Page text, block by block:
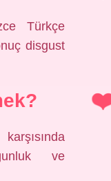
Türkçe
disgust
ve